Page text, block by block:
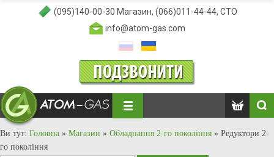
(095)140-00-30 Магазин, (066)011-44-44, СТО
info@atom-gas.com
Ви тут: Головна » Магазин » Обладнання 2-го покоління » Редуктори 2-
го покоління